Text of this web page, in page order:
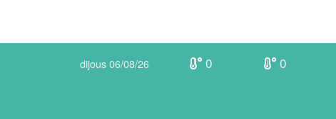
dijous 06/08/26 0 0